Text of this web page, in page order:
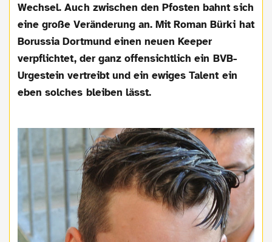
Wechsel. Auch zwischen den Pfosten bahnt sich
eine große Veränderung an. Mit Roman Bürki hat
Borussia Dortmund einen neuen Keeper
verpflichtet, der ganz offensichtlich ein BVB-
Urgestein vertreibt und ein ewiges Talent ein
eben solches bleiben lässt.